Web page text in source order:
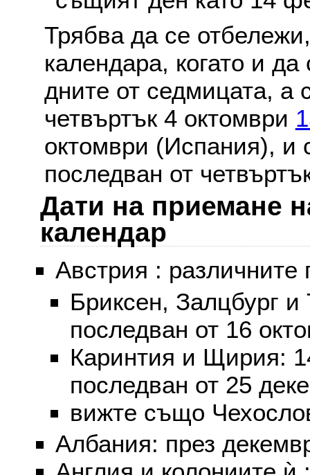
Трябва да се
календара, когато и
дните от седмицата, а
четвъртък 4 октомври
октомври (Испания), и
последван от
Дати на приемане
календар
Австрия :
Бриксен, Залцбург
последван от 16
Каринтия и Щирия:
последван от 25
вижте също
Албания: през